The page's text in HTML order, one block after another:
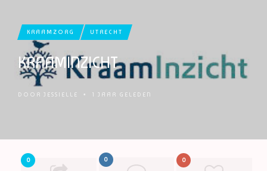
KRAAMZORG UTRECHT
KRAAMINZICHT
DOOR JESSIELLE • 1 JAAR GELEDEN
0 0 0